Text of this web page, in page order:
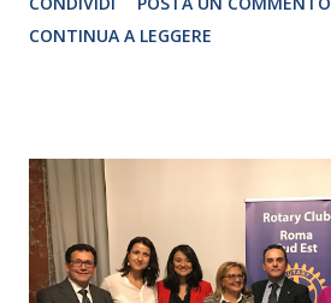
CRISTINA PEZZOLI
CONTINUA A LEGGERE